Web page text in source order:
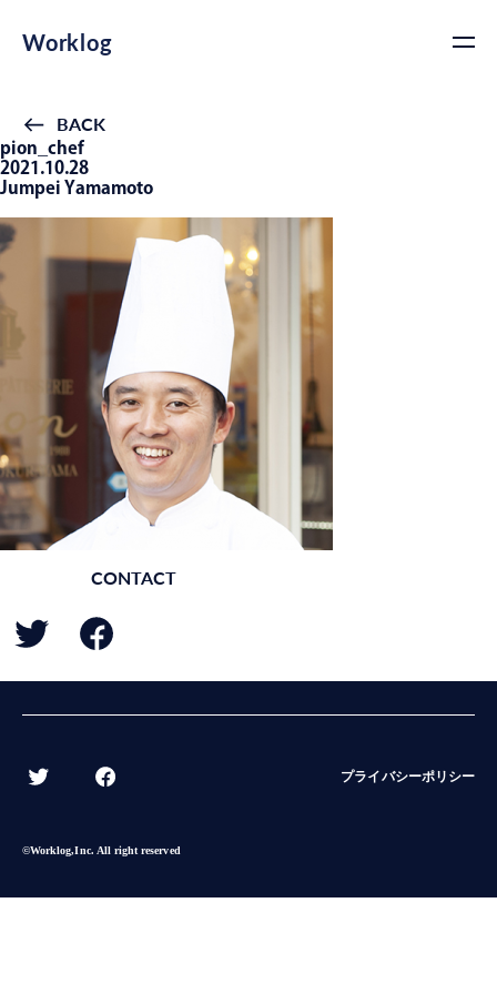
Worklog
BACK
pion_chef
2021.10.28
Jumpei Yamamoto
CONTACT
プライバシーポリシー
©︎Worklog,Inc. All right reserved